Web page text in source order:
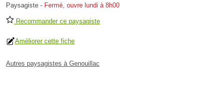
Paysagiste - Fermé, ouvre lundi à 8h00
Recommander ce paysagiste
Améliorer cette fiche
Autres paysagistes à Genouillac